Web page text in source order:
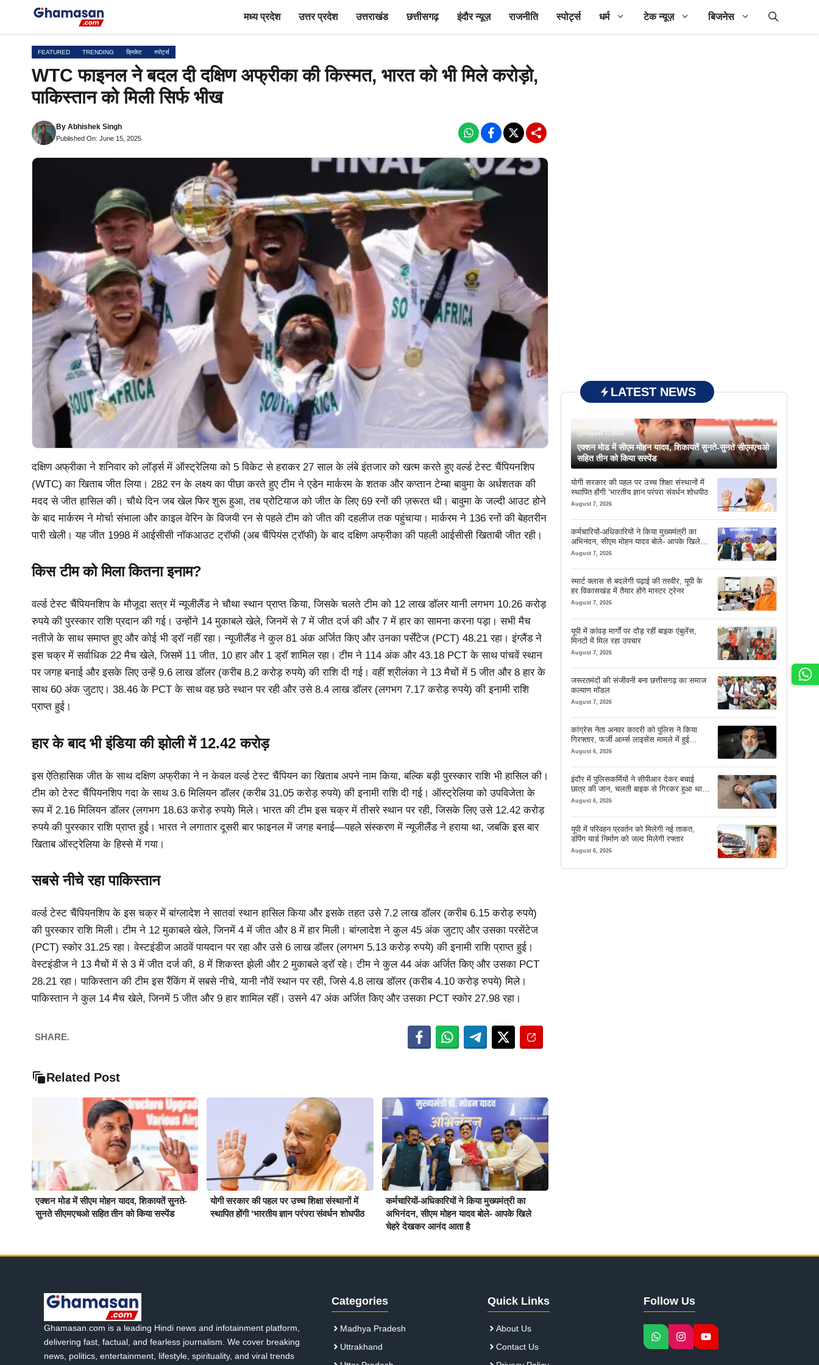
मध्य प्रदेश उत्तर प्रदेश उत्तराखंड छत्तीसगढ़ इंदौर न्यूज़ राजनीति स्पोर्ट्स धर्म टेक न्यूज़ बिजनेस
FEATURED TRENDING क्रिकेट स्पोर्ट्स
WTC फाइनल ने बदल दी दक्षिण अफ्रीका की किस्मत, भारत को भी मिले करोड़ो,
पाकिस्तान को मिली सिर्फ भीख
By Abhishek Singh
Published On: June 15, 2025
दक्षिण अफ्रीका ने शनिवार को लॉर्ड्स में ऑस्ट्रेलिया को 5 विकेट से हराकर 27 साल के लंबे इंतजार को खत्म करते हुए वर्ल्ड टेस्ट चैंपियनशिप
(WTC) का खिताब जीत लिया। 282 रन के लक्ष्य का पीछा करते हुए टीम ने एडेन मार्करम के शतक और कप्तान टेम्बा बावुमा के अर्धशतक की
मदद से जीत हासिल की। चौथे दिन जब खेल फिर शुरू हुआ, तब प्रोटियाज को जीत के लिए 69 रनों की ज़रूरत थी। बावुमा के जल्दी आउट होने
के बाद मार्करम ने मोर्चा संभाला और काइल वेरिन के विजयी रन से पहले टीम को जीत की दहलीज तक पहुंचाया। मार्करम ने 136 रनों की बेहतरीन
पारी खेली। यह जीत 1998 में आईसीसी नॉकआउट ट्रॉफी (अब चैंपियंस ट्रॉफी) के बाद दक्षिण अफ्रीका की पहली आईसीसी खिताबी जीत रही।
किस टीम को मिला कितना इनाम?
वर्ल्ड टेस्ट चैंपियनशिप के मौजूदा सत्र में न्यूजीलैंड ने चौथा स्थान प्राप्त किया, जिसके चलते टीम को 12 लाख डॉलर यानी लगभग 10.26 करोड़
रुपये की पुरस्कार राशि प्रदान की गई। उन्होंने 14 मुकाबले खेले, जिनमें से 7 में जीत दर्ज की और 7 में हार का सामना करना पड़ा। सभी मैच
नतीजे के साथ समाप्त हुए और कोई भी ड्रॉ नहीं रहा। न्यूजीलैंड ने कुल 81 अंक अर्जित किए और उनका पर्सेंटेज (PCT) 48.21 रहा। इंग्लैंड ने
इस चक्र में सर्वाधिक 22 मैच खेले, जिसमें 11 जीत, 10 हार और 1 ड्रॉ शामिल रहा। टीम ने 114 अंक और 43.18 PCT के साथ पांचवें स्थान
पर जगह बनाई और इसके लिए उन्हें 9.6 लाख डॉलर (करीब 8.2 करोड़ रुपये) की राशि दी गई। वहीं श्रीलंका ने 13 मैचों में 5 जीत और 8 हार के
साथ 60 अंक जुटाए। 38.46 के PCT के साथ वह छठे स्थान पर रही और उसे 8.4 लाख डॉलर (लगभग 7.17 करोड़ रुपये) की इनामी राशि
प्राप्त हुई।
हार के बाद भी इंडिया की झोली में 12.42 करोड़
इस ऐतिहासिक जीत के साथ दक्षिण अफ्रीका ने न केवल वर्ल्ड टेस्ट चैंपियन का खिताब अपने नाम किया, बल्कि बड़ी पुरस्कार राशि भी हासिल की।
टीम को टेस्ट चैंपियनशिप गदा के साथ 3.6 मिलियन डॉलर (करीब 31.05 करोड़ रुपये) की इनामी राशि दी गई। ऑस्ट्रेलिया को उपविजेता के
रूप में 2.16 मिलियन डॉलर (लगभग 18.63 करोड़ रुपये) मिले। भारत की टीम इस चक्र में तीसरे स्थान पर रही, जिसके लिए उसे 12.42 करोड़
रुपये की पुरस्कार राशि प्राप्त हुई। भारत ने लगातार दूसरी बार फाइनल में जगह बनाई—पहले संस्करण में न्यूजीलैंड ने हराया था, जबकि इस बार
खिताब ऑस्ट्रेलिया के हिस्से में गया।
सबसे नीचे रहा पाकिस्तान
वर्ल्ड टेस्ट चैंपियनशिप के इस चक्र में बांग्लादेश ने सातवां स्थान हासिल किया और इसके तहत उसे 7.2 लाख डॉलर (करीब 6.15 करोड़ रुपये)
की पुरस्कार राशि मिली। टीम ने 12 मुकाबले खेले, जिनमें 4 में जीत और 8 में हार मिली। बांग्लादेश ने कुल 45 अंक जुटाए और उसका परसेंटेज
(PCT) स्कोर 31.25 रहा। वेस्टइंडीज आठवें पायदान पर रहा और उसे 6 लाख डॉलर (लगभग 5.13 करोड़ रुपये) की इनामी राशि प्राप्त हुई।
वेस्टइंडीज ने 13 मैचों में से 3 में जीत दर्ज की, 8 में शिकस्त झेली और 2 मुकाबले ड्रॉ रहे। टीम ने कुल 44 अंक अर्जित किए और उसका PCT
28.21 रहा। पाकिस्तान की टीम इस रैंकिंग में सबसे नीचे, यानी नौवें स्थान पर रही, जिसे 4.8 लाख डॉलर (करीब 4.10 करोड़ रुपये) मिले।
पाकिस्तान ने कुल 14 मैच खेले, जिनमें 5 जीत और 9 हार शामिल रहीं। उसने 47 अंक अर्जित किए और उसका PCT स्कोर 27.98 रहा।
SHARE.
Related Post
एक्शन मोड में सीएम मोहन यादव, शिकायतें सुनते-
सुनते सीएमएचओ सहित तीन को किया सस्पेंड
योगी सरकार की पहल पर उच्च शिक्षा संस्थानों में
स्थापित होंगी ‘भारतीय ज्ञान परंपरा संवर्धन शोधपीठ
कर्मचारियों-अधिकारियों ने किया मुख्यमंत्री का
अभिनंदन, सीएम मोहन यादव बोले- आपके खिले
चेहरे देखकर आनंद आता है
LATEST NEWS
August 7, 2026
एक्शन मोड में सीएम मोहन यादव, शिकायतें सुनते-सुनते सीएमएचओ
सहित तीन को किया सस्पेंड
योगी सरकार की पहल पर उच्च शिक्षा संस्थानों में
स्थापित होंगी ‘भारतीय ज्ञान परंपरा संवर्धन शोधपीठ
August 7, 2026
कर्मचारियों-अधिकारियों ने किया मुख्यमंत्री का
अभिनंदन, सीएम मोहन यादव बोले- आपके खिले
चेहरे देखकर आनंद आता है
August 7, 2026
स्मार्ट क्लास से बदलेगी पढ़ाई की तस्वीर, यूपी के
हर विकासखंड में तैयार होंगे मास्टर ट्रेनर
August 7, 2026
यूपी में कांवड़ मार्गों पर दौड़ रहीं बाइक एंबुलेंस,
मिनटों में मिल रहा उपचार
August 7, 2026
जरूरतमंदों की संजीवनी बना छत्तीसगढ़ का समाज
कल्याण मॉडल
August 7, 2026
कांग्रेस नेता अनवर कादरी को पुलिस ने किया
गिरफ्तार, फर्जी आर्म्स लाइसेंस मामले में हुई
कार्रवाई
August 6, 2026
इंदौर में पुलिसकर्मियों ने सीपीआर देकर बचाई
छात्र की जान, चलती बाइक से गिरकर हुआ था
बेहोश
August 6, 2026
यूपी में परिवहन प्रवर्तन को मिलेगी नई ताकत,
डंपिंग यार्ड निर्माण को जल्द मिलेगी रफ्तार
August 6, 2026
Ghamasan.com is a leading Hindi news and infotainment platform,
delivering fast, factual, and fearless journalism. We cover breaking
news, politics, entertainment, lifestyle, spirituality, and viral trends
Categories
Madhya Pradesh
Uttrakhand
Quick Links
About Us
Contact Us
Follow Us